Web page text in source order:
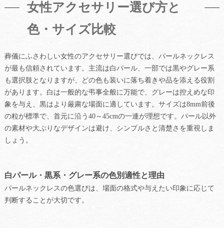
女性アクセサリー選び方と
色・サイズ比較
葬儀にふさわしい女性のアクセサリー選びでは、パールネックレス
が最も信頼されています。主流は白パール、一部では黒やグレー系
も選択肢となりますが、どの色も装いに落ち着きや品を添える役割
があります。白は一般的な弔事全般に万能で、グレーは控えめな印
象を与え、黒はより厳粛な場面に適しています。サイズは8mm前後
の粒が標準で、首元に沿う40～45cmの一連が理想です。パール以外
の素材や大ぶりなデザインは避け、シンプルさと清楚さを重視しま
しょう。
白パール・黒系・グレー系の色別適性と理由
パールネックレスの色選びは、場面の格式や与えたい印象に応じて
判断することが大切です。